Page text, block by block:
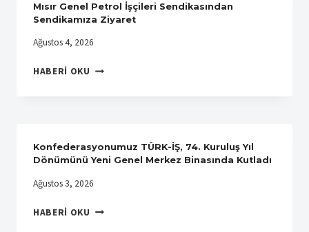
AĞIZ
DIŞ
ANLAŞMASI
Mısır Genel Petrol İşçileri Sendikasından
Sendikamıza Ziyaret
Ağustos 4, 2026
HABERI OKU MISIR
SENDIKAMIZA
ZIYARET
Konfederasyonumuz TÜRK-İŞ, 74. Kuruluş Yıl
Dönümünü Yeni Genel Merkez Binasında Kutladı
Ağustos 3, 2026
HABERI OKU KONFEDERASYONUMUZ